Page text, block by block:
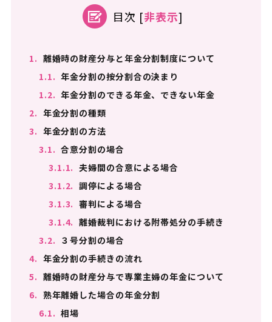
目次 [非表示]
1. 離婚時の財産分与と年金分割制度について
1.1. 年金分割の按分割合の決まり
1.2. 年金分割のできる年金、できない年金
2. 年金分割の種類
3. 年金分割の方法
3.1. 合意分割の場合
3.1.1. 夫婦間の合意による場合
3.1.2. 調停による場合
3.1.3. 審判による場合
3.1.4. 離婚裁判における附帯処分の手続き
3.2. ３号分割の場合
4. 年金分割の手続きの流れ
5. 離婚時の財産分与で専業主婦の年金について
6. 熟年離婚した場合の年金分割
6.1. 相場